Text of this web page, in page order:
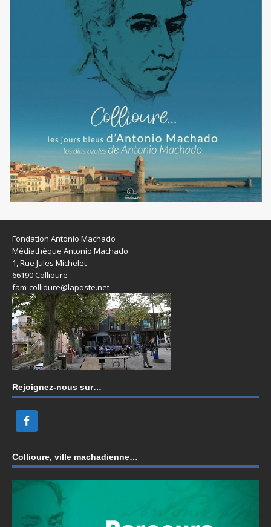
Fondation Antonio Machado
Médiathèque Antonio Machado
1, Rue Jules Michelet
66190 Collioure
fam-collioure@laposte.net
Rejoignez-nous sur…
Collioure, ville machadienne…